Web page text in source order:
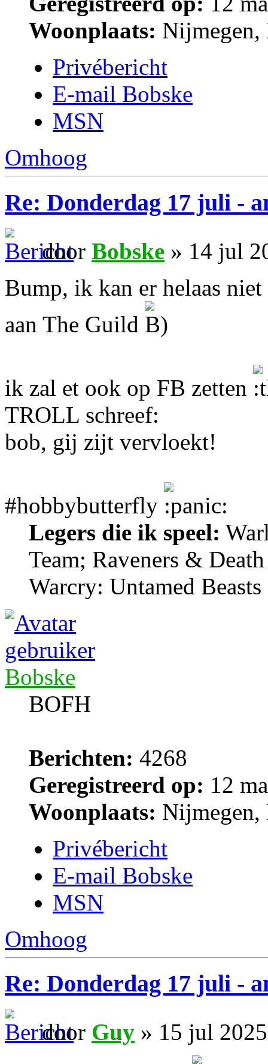
Woonplaats:
Privébericht
E-mail Bobske
MSN
Omhoog
Re: Donderdag 17 juli -
door Bobske » 14 jul
Bump, ik kan er helaas
aan The Guild
ik zal et ook op FB zetten
TROLL schreef:
bob, gij zijt vervloekt!
#hobbybutterfly
Legers die ik speel:
Team; Raveners &
Warcry: Untamed Beasts
Bobske
BOFH
Berichten: 4268
Geregistreerd op: 12
Woonplaats:
Privébericht
E-mail Bobske
MSN
Omhoog
Re: Donderdag 17 juli -
door Guy » 15 jul